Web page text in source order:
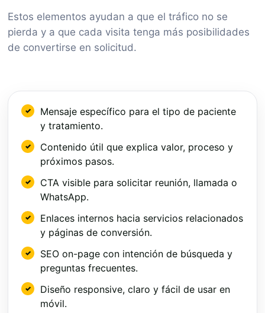
Estos elementos ayudan a que el tráfico no se
pierda y a que cada visita tenga más posibilidades
de convertirse en solicitud.
Mensaje específico para el tipo de paciente
y tratamiento.
Contenido útil que explica valor, proceso y
próximos pasos.
CTA visible para solicitar reunión, llamada o
WhatsApp.
Enlaces internos hacia servicios relacionados
y páginas de conversión.
SEO on-page con intención de búsqueda y
preguntas frecuentes.
Diseño responsive, claro y fácil de usar en
móvil.